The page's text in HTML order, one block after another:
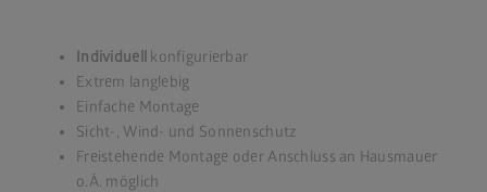
Individuell konfigurierbar
Extrem langlebig
Einfache Montage
Sicht-, Wind- und Sonnenschutz
Freistehende Montage oder Anschluss an Hausmauer
o.Ä. möglich